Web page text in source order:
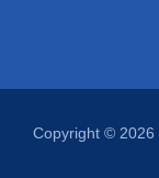
Copyright © 2026